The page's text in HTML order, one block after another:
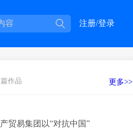
注册/登录
作品 更多>>
贸易集团以“对抗中国”